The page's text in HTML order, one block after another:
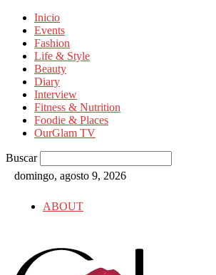
Inicio
Events
Fashion
Life & Style
Beauty
Diary
Interview
Fitness & Nutrition
Foodie & Places
OurGlam TV
Buscar
domingo, agosto 9, 2026
ABOUT